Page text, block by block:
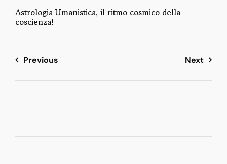
Astrologia Umanistica, il ritmo cosmico della
coscienza!
Previous Next